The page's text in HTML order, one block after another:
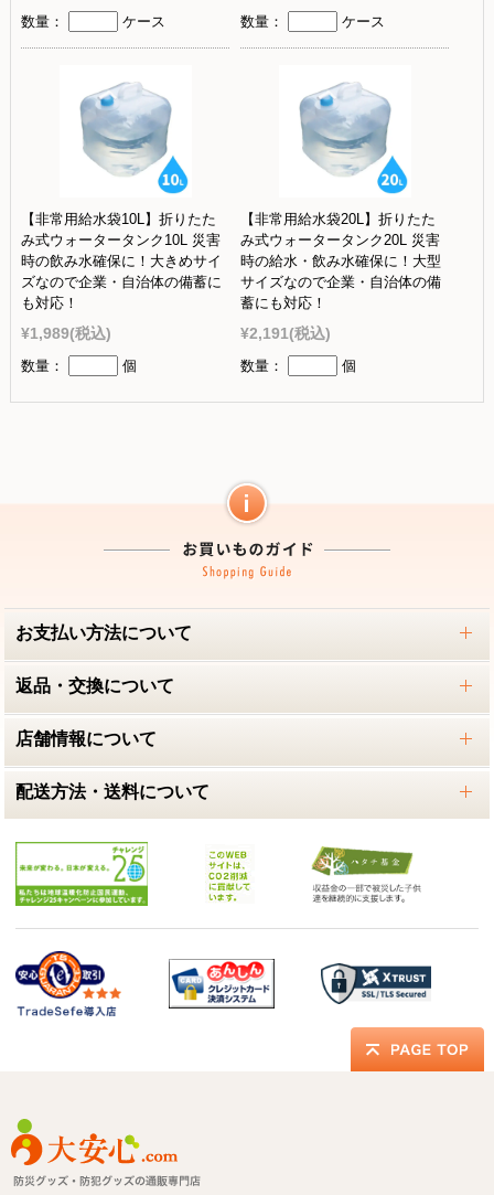
数量： ケース 数量： ケース
【非常用給水袋10L】折りたた
み式ウォータータンク10L 災害
時の飲み水確保に！大きめサイ
ズなので企業・自治体の備蓄に
も対応！
¥1,989(税込)
数量： 個
【非常用給水袋20L】折りたた
み式ウォータータンク20L 災害
時の給水・飲み水確保に！大型
サイズなので企業・自治体の備
蓄にも対応！
¥2,191(税込)
数量： 個
お支払い方法について
返品・交換について
店舗情報について
配送方法・送料について